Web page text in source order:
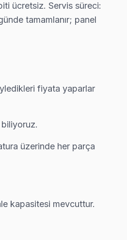
belgede yazıyor.
yükleme yapıyor.
ücretsiz. Servis süreci:
tamamlanır; panel
fiyata yaparlar
üzerinde her parça
kapasitesi mevcuttur.